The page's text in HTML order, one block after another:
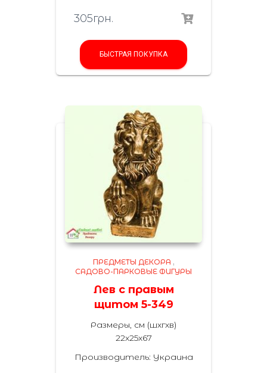
305грн.
БЫСТРАЯ ПОКУПКА
ПРЕДМЕТЫ ДЕКОРА ,
САДОВО-ПАРКОВЫЕ ФИГУРЫ
Лев с правым
щитом 5-349
Размеры, см (шхгхв)
22х25х67
Производитель: Украина